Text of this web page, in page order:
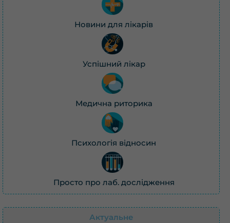
Новини для лікарів
Успішний лікар
Медична риторика
Психологія відносин
Просто про лаб. дослідження
Актуальне